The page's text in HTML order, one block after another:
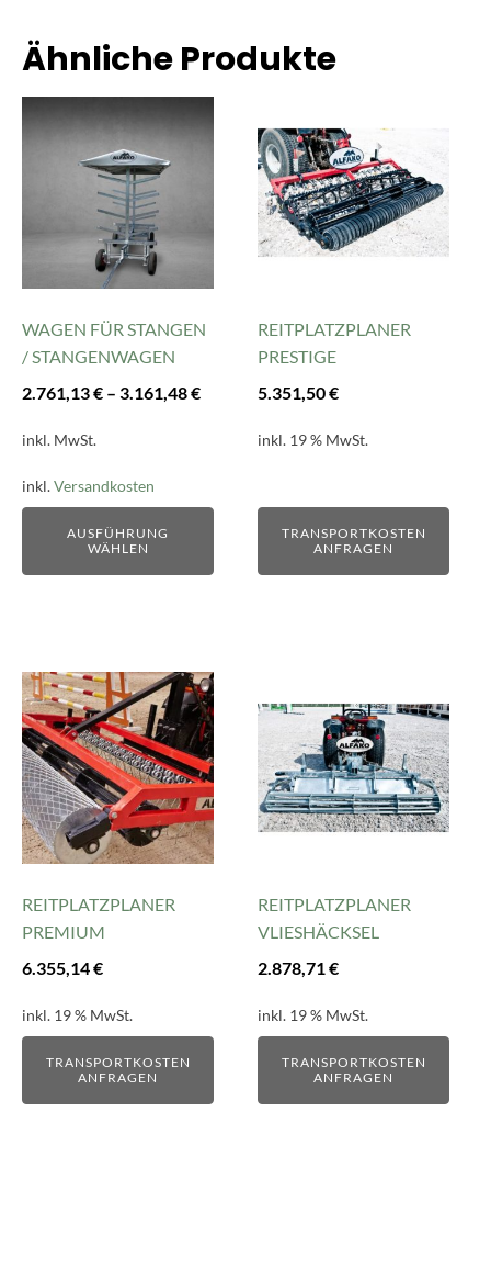
Ähnliche Produkte
WAGEN FÜR STANGEN
/ STANGENWAGEN
2.761,13€ – 3.161,48€
inkl. MwSt.
inkl.Versandkosten
AUSFÜHRUNG
WÄHLEN
Produkt
können
auf
der
gewählt
REITPLATZPLANER
PRESTIGE
5.351,50€
inkl. 19 % MwSt.
TRANSPORTKOSTEN
ANFRAGEN
REITPLATZPLANER
PREMIUM
6.355,14€
inkl. 19 % MwSt.
TRANSPORTKOSTEN
ANFRAGEN
REITPLATZPLANER
VLIESHÄCKSEL
2.878,71€
inkl. 19 % MwSt.
TRANSPORTKOSTEN
ANFRAGEN